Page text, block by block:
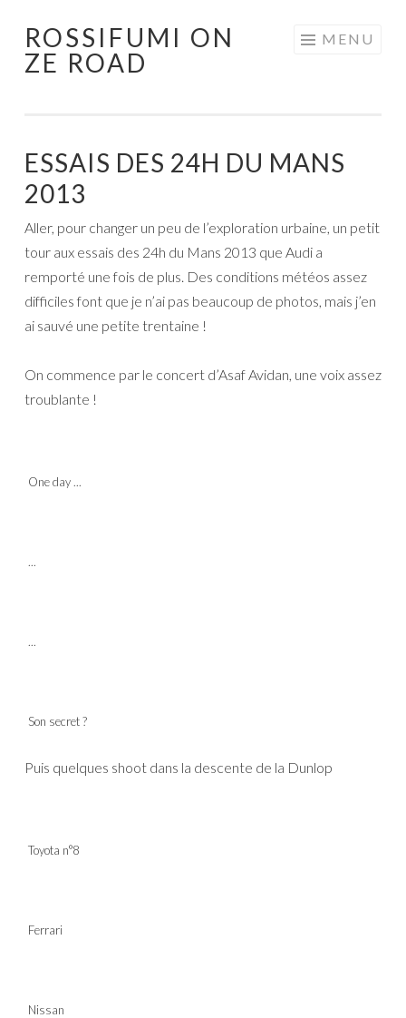
Aller
au
ROSSIFUMI ON
ZE ROAD
MENU
ESSAIS DES 24H DU MANS
2013
Aller, pour changer un peu de l’exploration urbaine, un petit
tour aux essais des 24h du Mans 2013 que Audi a
remporté une fois de plus. Des conditions météos assez
difficiles font que je n’ai pas beaucoup de photos, mais j’en
ai sauvé une petite trentaine !
On commence par le concert d’Asaf Avidan, une voix assez
troublante !
One day ...
...
...
Son secret ?
Puis quelques shoot dans la descente de la Dunlop
Toyota n°8
Ferrari
Nissan